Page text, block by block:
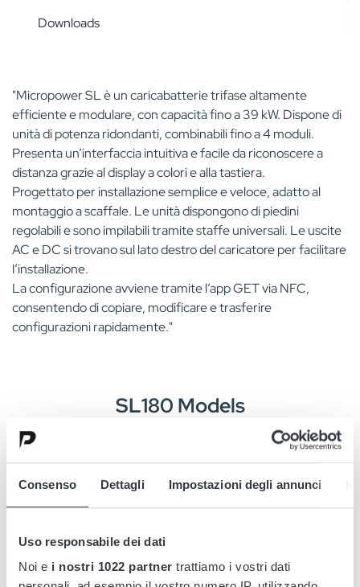
Consenso Dettagli Impostazioni degli annunci
Uso responsabile dei dati
Noi e i nostri 1022 partner trattiamo i vostri dati
Downloads
"Micropower SL è un caricabatterie trifase altamente
efficiente e modulare, con capacità fino a 39 kW. Dispone di
unità di potenza ridondanti, combinabili fino a 4 moduli.
Presenta un’interfaccia intuitiva e facile da riconoscere a
distanza grazie al display a colori e alla tastiera.
Progettato per installazione semplice e veloce, adatto al
montaggio a scaffale. Le unità dispongono di piedini
regolabili e sono impilabili tramite staffe universali. Le uscite
AC e DC si trovano sul lato destro del caricatore per facilitare
l’installazione.
La configurazione avviene tramite l’app GET via NFC,
consentendo di copiare, modificare e trasferire
configurazioni rapidamente."
SL180 Models
Sort models based on your needs
SL180 48V/320A 380-440 V
SL180 96V/160A